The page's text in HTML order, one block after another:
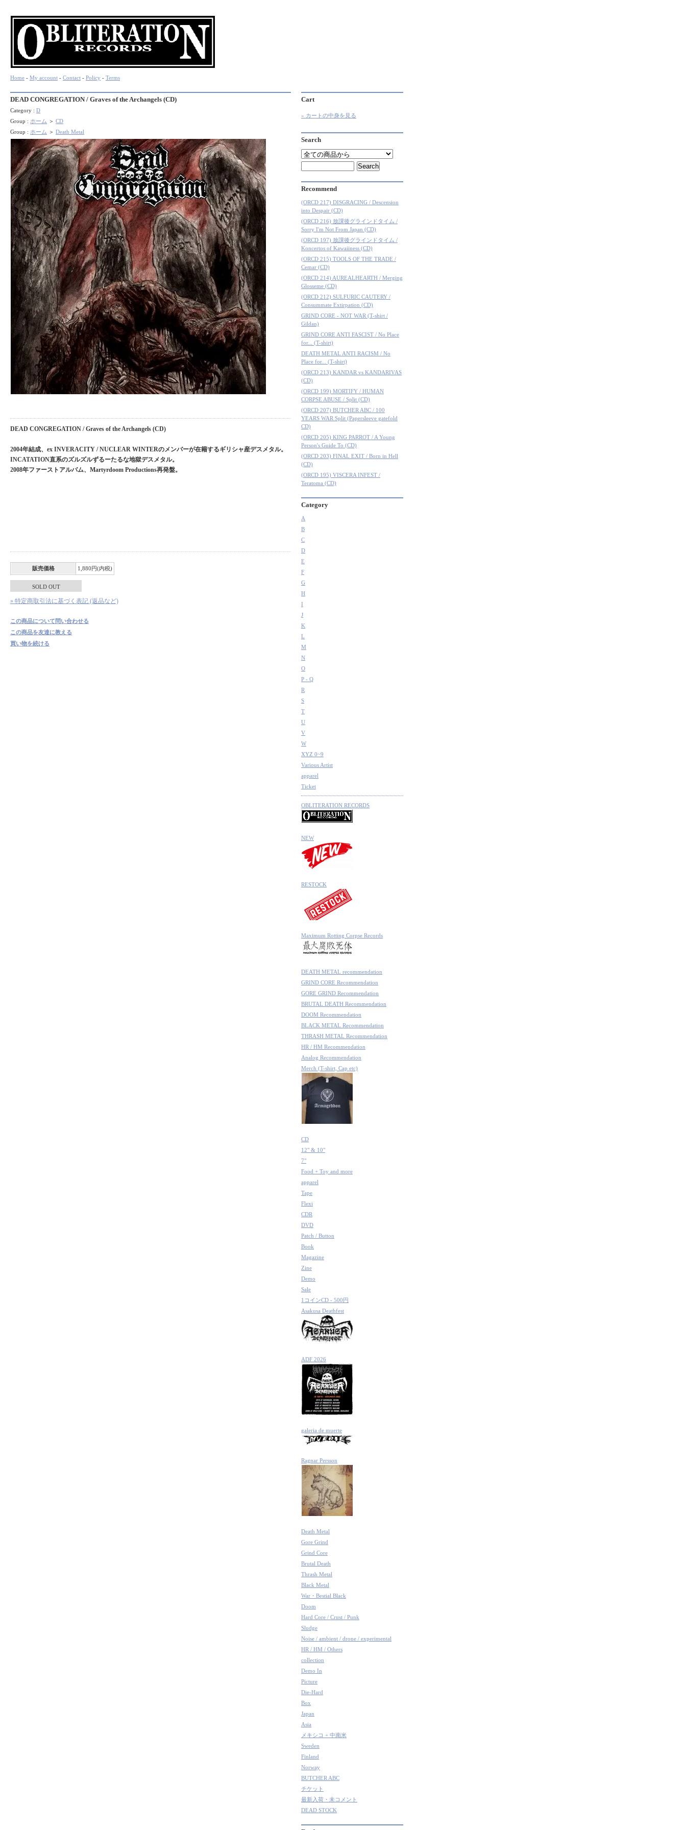
Home - My account - Contact - Policy - Terms
DEAD CONGREGATION / Graves of the Archangels (CD)
Category : D
Group : ホーム ＞ CD
Group : ホーム ＞ Death Metal
DEAD CONGREGATION / Graves of the Archangels (CD)
2004年結成、ex INVERACITY / NUCLEAR WINTERのメンバーが在籍するギリシャ産デスメタル。
INCATATION直系のズルズルずるーたるな地獄デスメタル。
2008年ファーストアルバム、Martyrdoom Productions再発盤。
販売価格 1,880円(内税)
SOLD OUT
» 特定商取引法に基づく表記 (返品など)
この商品について問い合わせる
この商品を友達に教える
買い物を続ける
Cart
» カートの中身を見る
Search
Recommend
(ORCD 217) DISGRACING / Descension
into Despair (CD)
(ORCD 216) 放課後グラインドタイム /
Sorry I'm Not From Japan (CD)
(ORCD 197) 放課後グラインドタイム /
Koncertos of Kawaiiness (CD)
(ORCD 215) TOOLS OF THE TRADE /
Cemar (CD)
(ORCD 214) AUREALHEARTH / Merging
Glosseme (CD)
(ORCD 212) SULFURIC CAUTERY /
Consummate Extirpation (CD)
GRIND CORE - NOT WAR (T-shirt /
Gildan)
GRIND CORE ANTI FASCIST / No Place
for... (T-shirt)
DEATH METAL ANTI RACISM / No
Place for... (T-shirt)
(ORCD 213) KANDAR vs KANDARIVAS
(CD)
(ORCD 199) MORTIFY / HUMAN
CORPSE ABUSE / Split (CD)
(ORCD 207) BUTCHER ABC / 100
YEARS WAR Split (Papersleeve gatefold
CD)
(ORCD 205) KING PARROT / A Young
Person's Guide To (CD)
(ORCD 203) FINAL EXIT / Born in Hell
(CD)
(ORCD 195) VISCERA INFEST /
Teratoma (CD)
Category
A
B
C
D
E
F
G
H
I
J
K
L
M
N
O
P - Q
R
S
T
U
V
W
XYZ 0~9
Various Artist
apparel
Ticket
OBLITERATION RECORDS
NEW
RESTOCK
Maximum Rotting Corpse Records
DEATH METAL recommendation
GRIND CORE Recommendation
GORE GRIND Recommendation
BRUTAL DEATH Recommendation
DOOM Recommendation
BLACK METAL Recommendation
THRASH METAL Recommendation
HR / HM Recommendation
Analog Recommendation
Merch (T-shirt, Cap etc)
CD
12" & 10"
7"
Food + Toy and more
apparel
Tape
Flexi
CDR
DVD
Patch / Button
Book
Magazine
Zine
Demo
Sale
1コインCD - 500円
Asakusa Deathfest
ADF 2026
galeria de muerte
Ragnar Persson
Death Metal
Gore Grind
Grind Core
Brutal Death
Thrash Metal
Black Metal
War・Bestial Black
Doom
Hard Core / Crust / Punk
Sludge
Noise / ambient / drone / experimental
HR / HM / Others
collection
Demo In
Picture
Die-Hard
Box
Japan
Asia
メキシコ + 中南米
Sweden
Finland
Norway
BUTCHER ABC
チケット
最新入荷・未コメント
DEAD STOCK